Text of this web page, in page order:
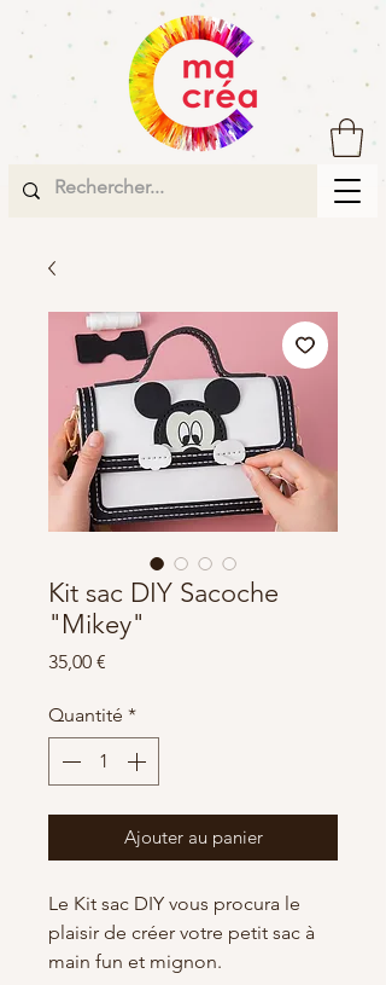
Kit sac DIY Sacoche
"Mikey"
35,00 €
Quantité *
Ajouter au panier
Le Kit sac DIY vous procura le
plaisir de créer votre petit sac à
main fun et mignon.